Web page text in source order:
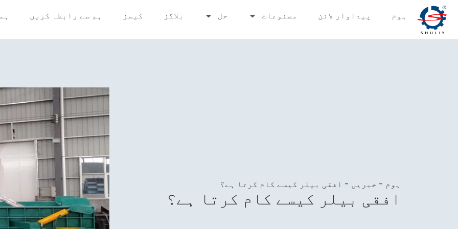
ہوم پیداوار لائن مصنوعات حل بلاگز کیسز ہم سے رابطہ کریں
ہوم - خبریں - افقی بیلر کیسے کام کرتا ہے؟
افقی بیلر کیسے کام کرتا ہے؟